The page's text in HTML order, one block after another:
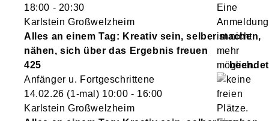
18:00 - 20:30
Karlstein Großwelzheim
Alles an einem Tag: Kreativ sein, selber machen,
nähen, sich über das Ergebnis freuen
425
Anfänger u. Fortgeschrittene
14.02.26 (1-mal) 10:00 - 16:00
Karlstein Großwelzheim